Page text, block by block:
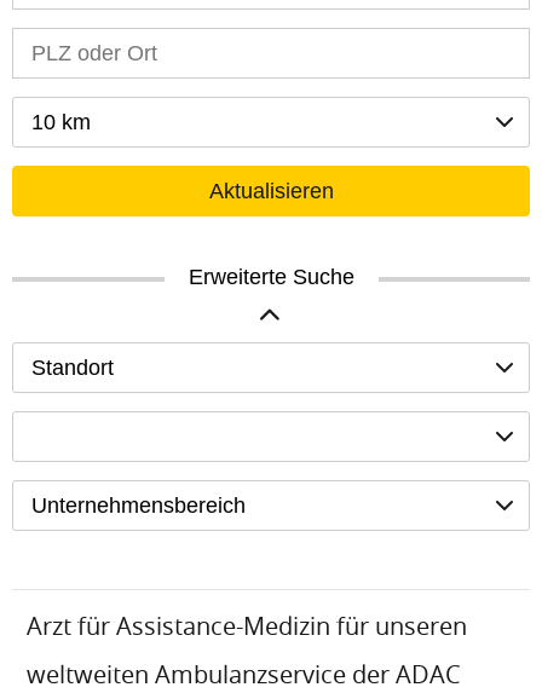
10 km
Aktualisieren
Erweiterte Suche
Standort
Unternehmensbereich
Arzt für Assistance-Medizin für unseren
weltweiten Ambulanzservice der ADAC